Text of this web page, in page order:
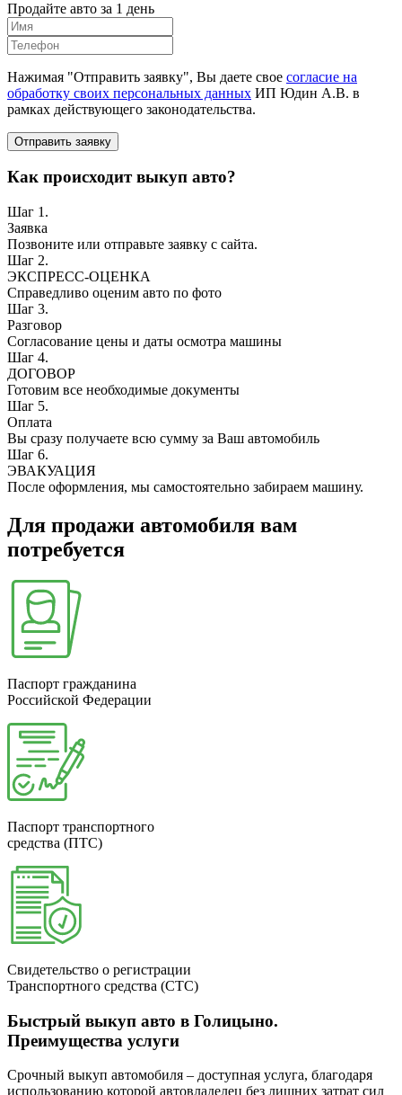
Продайте авто за 1 день
Нажимая "Отправить заявку", Вы даете свое согласие на
обработку своих персональных данных ИП Юдин А.В. в
рамках действующего законодательства.
Отправить заявку
Как происходит выкуп авто?
Шаг 1.
Заявка
Позвоните или отправьте заявку с сайта.
Шаг 2.
ЭКСПРЕСС-ОЦЕНКА
Справедливо оценим авто по фото
Шаг 3.
Разговор
Согласование цены и даты осмотра машины
Шаг 4.
ДОГОВОР
Готовим все необходимые документы
Шаг 5.
Оплата
Вы сразу получаете всю сумму за Ваш автомобиль
Шаг 6.
ЭВАКУАЦИЯ
После оформления, мы самостоятельно забираем машину.
Для продажи автомобиля вам
потребуется
Паспорт гражданина
Российской Федерации
Паспорт транспортного
средства (ПТС)
Свидетельство о регистрации
Транспортного средства (СТС)
Быстрый выкуп авто в Голицыно.
Преимущества услуги
Срочный выкуп автомобиля – доступная услуга, благодаря
использованию которой автовладелец без лишних затрат сил